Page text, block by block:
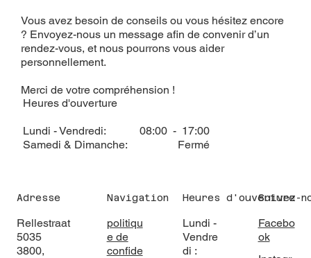
Heures d'ouverture
Lundi - Vendredi: 08:00 - 17:00
Samedi & Dimanche: Fermé
Vous avez besoin de conseils ou vous hésitez encore
? Envoyez-nous un message afin de convenir d’un
rendez-vous, et nous pourrons vous aider
personnellement.
Merci de votre compréhension !
Adresse
Rellestraat
5035
3800,
Navigation
politiqu
e de
confide
Suivez-
Facebo
ok
Heures d'ouverture
Lundi -
Vendre
di :